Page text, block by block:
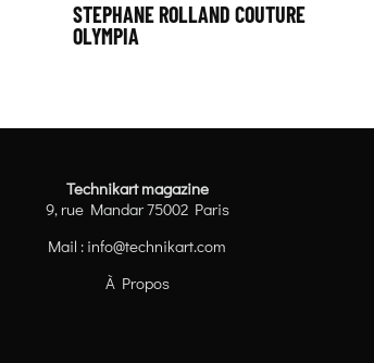
STEPHANE ROLLAND COUTURE
OLYMPIA
Technikart magazine
9, rue Mandar 75002 Paris
Mail : info@technikart.com
À Propos